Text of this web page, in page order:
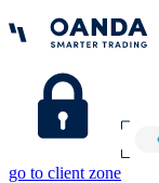
go to client zone